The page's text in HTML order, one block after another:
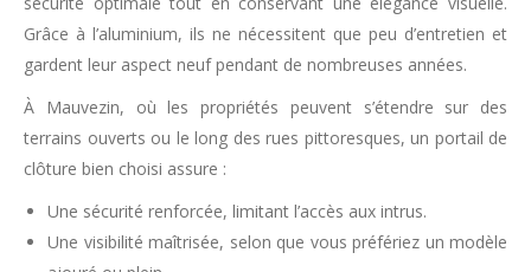
Grâce à l’aluminium, ils ne nécessitent que peu d’entretien et
gardent leur aspect neuf pendant de nombreuses années.
À Mauvezin, où les propriétés peuvent s’étendre sur des
terrains ouverts ou le long des rues pittoresques, un portail de
clôture bien choisi assure :
Une sécurité renforcée, limitant l’accès aux intrus.
Une visibilité maîtrisée, selon que vous préfériez un modèle